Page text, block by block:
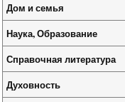
Дом и семья
Наука, Образование
Справочная литература
Духовность